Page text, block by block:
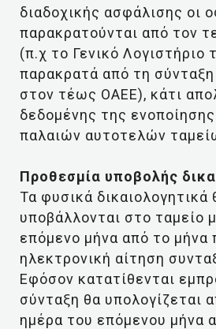
διαδοχικής ασφάλισης οι
παρακρατούνται από τον
(π.χ το Γενικό Λογιστήριο
παρακρατά από τη σύνταξη
στον τέως ΟΑΕΕ), κάτι
δεδομένης της
παλαιών αυτοτελών
Προθεσμία υποβολής
Τα φυσικά δικαιολογητικά
υποβάλλονται στο ταμείο
επόμενο μήνα από το μήνα
ηλεκτρονική αίτηση
Εφόσον κατατίθενται
σύνταξη θα υπολογίζεται
ημέρα του επόμενου μήνα